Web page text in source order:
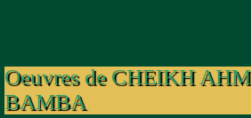
Oeuvres de CHEIKH
BAMBA